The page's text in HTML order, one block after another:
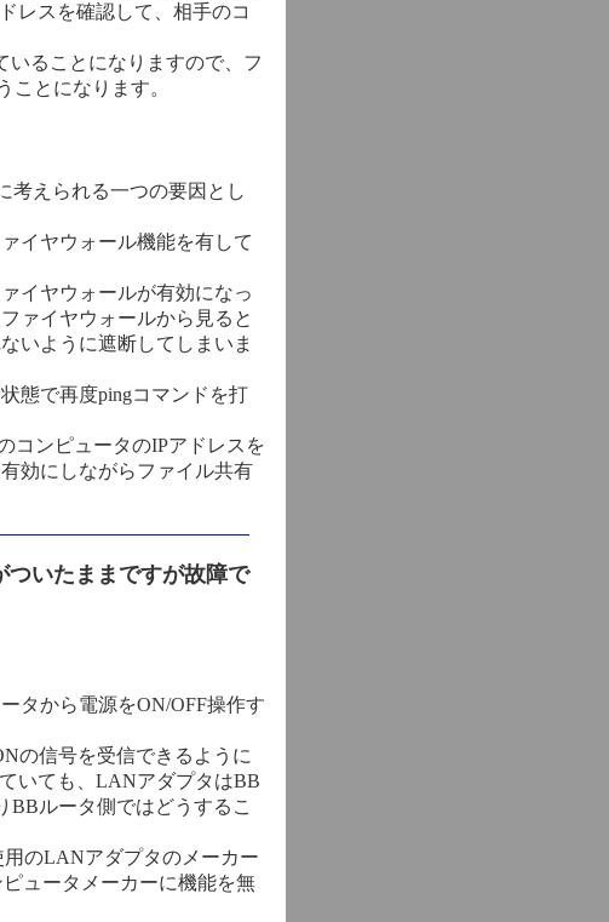
レスを確認して、相手のコ
いることになりますので、フ
ことになります。
考えられる一つの要因とし
イヤウォール機能を有して
イヤウォールが有効になっ
ァイヤウォールから見ると
いように遮断してしまいま
態で再度pingコマンドを打
コンピュータのIPアドレスを
効にしながらファイル共有
いたままですが故障で
タから電源をON/OFF操作す
の信号を受信できるように
いても、LANアダプタはBB
ルータ側ではどうするこ
のLANアダプタのメーカー
ュータメーカーに機能を無